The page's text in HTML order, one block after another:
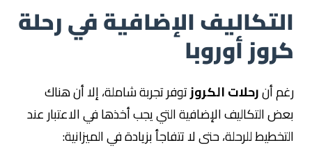
التكاليف الإضافية في رحلة
كروز أوروبا
رغم أنرحلات الكروزتوفر تجربة شاملة، إلا أن هناك
بعض التكاليف الإضافية التي يجب أخذها في الاعتبار عند
التخطيط للرحلة، حتى لا تتفاجأ بزيادة في الميزانية: